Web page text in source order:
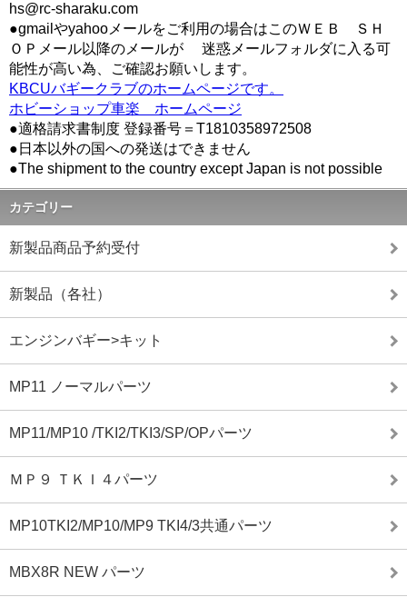
hs@rc-sharaku.com
●gmailやyahooメールをご利用の場合はこのＷＥＢ ＳＨ
ＯＰメール以降のメールが 迷惑メールフォルダに入る可
能性が高い為、ご確認お願いします。
KBCUバギークラブのホームページです。
ホビーショップ車楽 ホームページ
●適格請求書制度 登録番号＝T1810358972508
●日本以外の国への発送はできません
●The shipment to the country except Japan is not possible
カテゴリー
新製品商品予約受付
新製品（各社）
エンジンバギー>キット
MP11 ノーマルパーツ
MP11/MP10 /TKI2/TKI3/SP/OPパーツ
ＭＰ９ ＴＫＩ４パーツ
MP10TKI2/MP10/MP9 TKI4/3共通パーツ
MBX8R NEW パーツ